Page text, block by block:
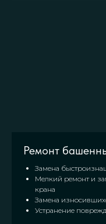
Ремонт
Замена
Мелкий ремонт и
крана
Замена
Устранение